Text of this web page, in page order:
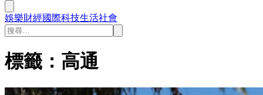
娛樂財經國際科技生活社會
標籤：高通